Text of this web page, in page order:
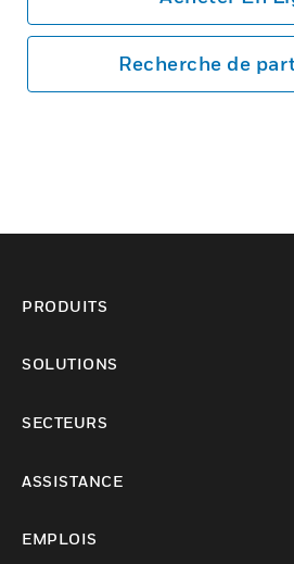
Recherche de
PRODUITS
SOLUTIONS
SECTEURS
ASSISTANCE
EMPLOIS